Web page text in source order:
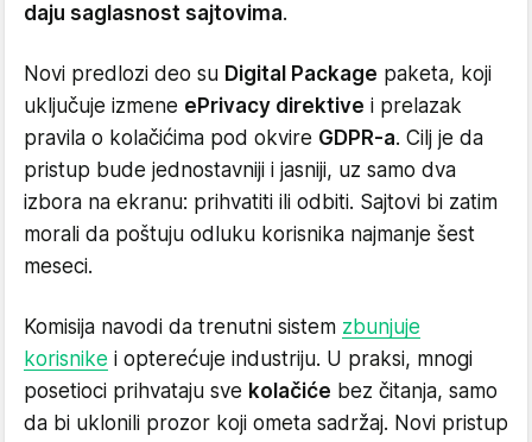
daju saglasnost sajtovima.
Novi predlozi deo su Digital Package paketa, koji
uključuje izmene ePrivacy direktive i prelazak
pravila o kolačićima pod okvire GDPR-a. Cilj je da
pristup bude jednostavniji i jasniji, uz samo dva
izbora na ekranu: prihvatiti ili odbiti. Sajtovi bi zatim
morali da poštuju odluku korisnika najmanje šest
meseci.
Komisija navodi da trenutni sistem zbunjuje
korisnike i opterećuje industriju. U praksi, mnogi
posetioci prihvataju sve kolačiće bez čitanja, samo
da bi uklonili prozor koji ometa sadržaj. Novi pristup